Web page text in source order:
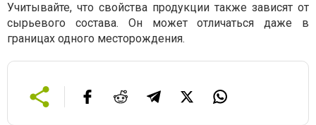
Учитывайте, что свойства продукции также зависят от
сырьевого состава. Он может отличаться даже в
границах одного месторождения.